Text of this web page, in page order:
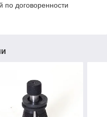
по договоренности